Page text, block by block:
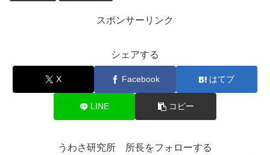
スポンサーリンク
シェアする
X Facebook はてブ
LINE コピー
うわさ研究所 所長をフォローする